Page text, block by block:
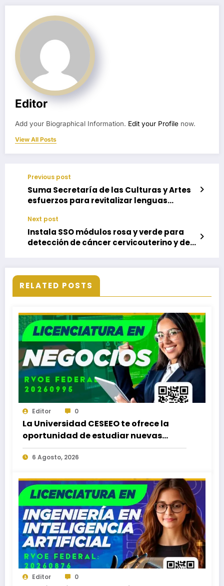
Editor
Add your Biographical Information. Edit your Profile now.
View All Posts
Previous post
Suma Secretaría de las Culturas y Artes
esfuerzos para revitalizar lenguas
Next post
Instala SSO módulos rosa y verde para
detección de cáncer cervicouterino y de
RELATED POSTS
Editor 0
La Universidad CESEEO te ofrece la
oportunidad de estudiar nuevas
Licenciaturas en los Campus Oaxaca,
Puerto Escondido, Ixtepec y en la
6 Agosto, 2026
Editor 0